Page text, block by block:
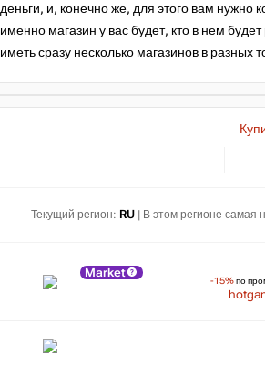
деньги, и, конечно же, для этого вам нужно
именно магазин у вас будет, кто в нем
иметь сразу несколько магазинов в разных
Текущий регион: RU | В этом регионе самая
Market
-15%по